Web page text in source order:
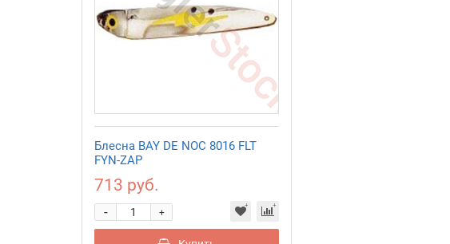
Блесна BAY DE NOC 8016 FLT
FYN-ZAP
713 руб.
+
-